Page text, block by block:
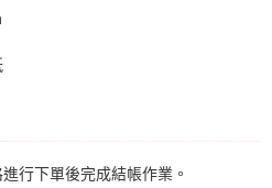
行下單後完成結帳作業。